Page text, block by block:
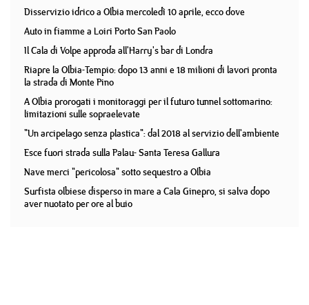
Disservizio idrico a Olbia mercoledì 10 aprile, ecco dove
Auto in fiamme a Loiri Porto San Paolo
Il Cala di Volpe approda all'Harry's bar di Londra
Riapre la Olbia-Tempio: dopo 13 anni e 18 milioni di lavori pronta
la strada di Monte Pino
A Olbia prorogati i monitoraggi per il futuro tunnel sottomarino:
limitazioni sulle sopraelevate
"Un arcipelago senza plastica": dal 2018 al servizio dell'ambiente
Esce fuori strada sulla Palau- Santa Teresa Gallura
Nave merci "pericolosa" sotto sequestro a Olbia
Surfista olbiese disperso in mare a Cala Ginepro, si salva dopo
aver nuotato per ore al buio